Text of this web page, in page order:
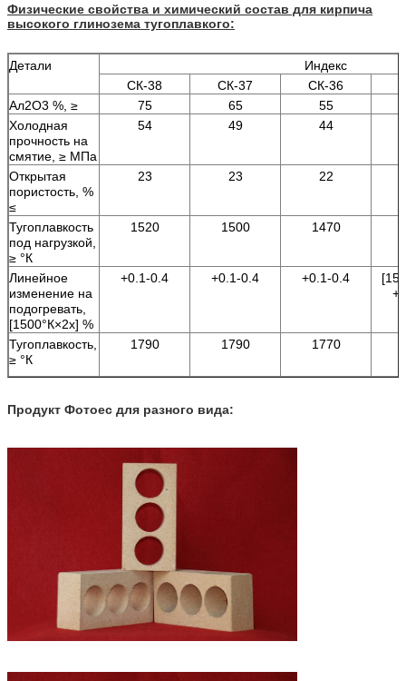
Физические свойства и химический состав для кирпича
высокого глинозема тугоплавкого:
Детали
Индекс
СК-38
СК-37 СК-36
Ал2О3 %, ≥
75 65
55
Холодная
прочность на
смятие, ≥ МПа
54 49 44
Открытая
пористость, %
≤
23 23 22
Тугоплавкость
под нагрузкой,
≥ °К
1520 1500 1470
Линейное
изменение на
подогревать,
[1500°К×2х] %
+0.1-0.4 +0.1-0.4 +0.1-0.4
Тугоплавкость,
≥ °К
1790 1790 1770
Продукт Фотоес для разного вида: